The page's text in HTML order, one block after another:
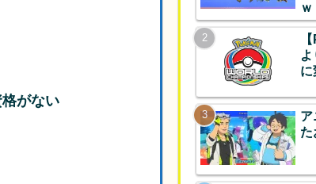
がない
ｗ
に
ア
た